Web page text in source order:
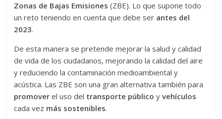
Zonas de Bajas Emisiones (ZBE). Lo que supone todo
un reto teniendo en cuenta que debe ser antes del
2023.
De esta manera se pretende mejorar la salud y calidad
de vida de los ciudadanos, mejorando la calidad del aire
y reduciendo la contaminación medioambiental y
acústica. Las ZBE son una gran alternativa también para
promover el uso del transporte público yvehículos
cada vez más sostenibles.